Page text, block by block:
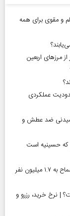
سریع، سالم و مقوی برای همه
نفر با محدودیت عملکردی
ضد عطش و
که حسینیه است
آغاز رسمی برنامه‌های اربعین ۱۴۰۵ در مرز‌ها | ثبت‌نام سماح به ۱.۷ میلیون نفر
(س) در سال ۱۴۰۵ چقدر است؟ | نرخ خرید، رزرو و